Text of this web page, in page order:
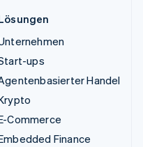
ups
Handel
Commerce
Finance